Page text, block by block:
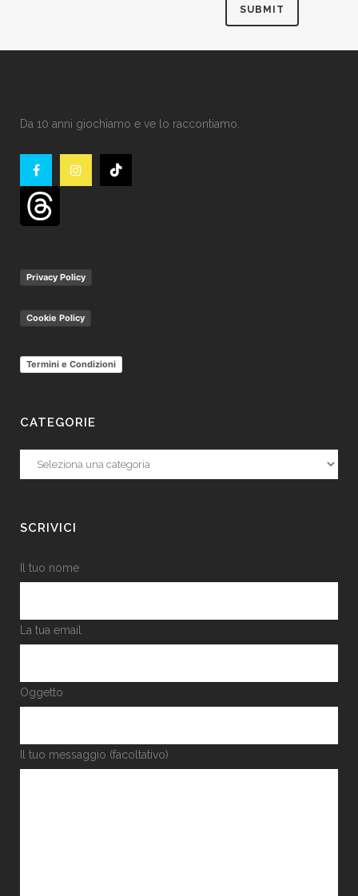
Da 10 anni giochiamo e ve lo raccontiamo.
Privacy Policy
Cookie Policy
Termini e Condizioni
CATEGORIE
Categorie
SCRIVICI
Il tuo nome
La tua email
Oggetto
Il tuo messaggio (facoltativo)